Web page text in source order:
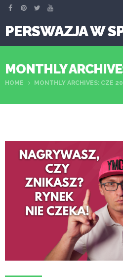
PERSWAZJA W
MONTHLY
HOME MONTHLY ARCHIVES: CZE